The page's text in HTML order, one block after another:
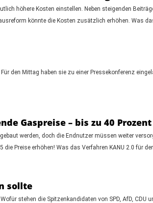
höhere Kosten einstellen. Neben steigenden
könnte die Kosten zusätzlich erhöhen. Was
den Mittag haben sie zu einer Pressekonferenz
Gaspreise – bis zu 40
werden, doch die Endnutzer müssen weiter
Preise erhöhen! Was das Verfahren KANU 2.0 für
sollte
stehen die Spitzenkandidaten von SPD, AfD, CDU